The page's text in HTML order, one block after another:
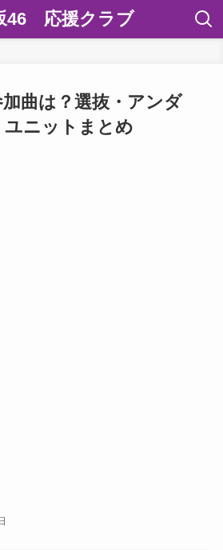
46 応援クラブ
曲は？選抜・アンダ
ユニットまとめ